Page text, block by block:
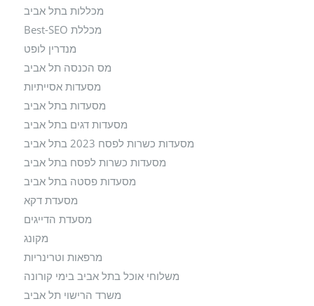
מכללות בתל אביב
מכללת Best-SEO
מנדרין לופט
מס הכנסה תל אביב
מסעדות אסייתיות
מסעדות בתל אביב
מסעדות דגים בתל אביב
מסעדות כשרות לפסח 2023 בתל אביב
מסעדות כשרות לפסח בתל אביב
מסעדות פסטה בתל אביב
מסעדת דקא
מסעדת הדייגים
מקונג
מרפאות וטרינריות
משלוחי אוכל בתל אביב בימי קורונה
משרד הרישוי תל אביב